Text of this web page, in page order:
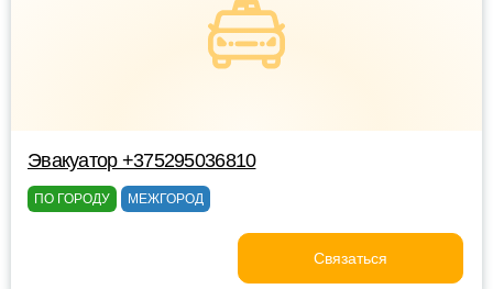
Эвакуатор +375295036810
ПО ГОРОДУ МЕЖГОРОД
Связаться